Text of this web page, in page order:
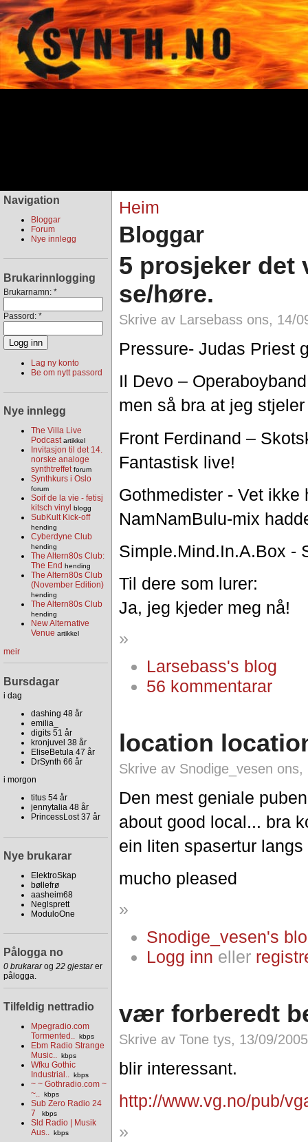
Navigation
Bloggar
Forum
Nye innlegg
Brukarinnlogging
Brukarnamn: *
Passord: *
Lag ny konto
Be om nytt passord
Nye innlegg
The Villa Live
Podcastartikkel
Invitasjon til det 14.
norske analoge
synthtreffet forum
Synthkurs i Oslo
forum
Soif de la vie - fetisj
kitsch vinyl
blogg
SubKult Kick-off
hending
Cyberdyne Club
hending
The Altern80s Club:
The End hending
The Altern80s Club
(November Edition)
hending
The Altern80s Club
hending
New Alternative
Venue artikkel
meir
Bursdagar
i dag
dashing 48 år
emilia_
digits 51 år
kronjuvel 38 år
EliseBetula 47 år
DrSynth 66 år
i morgon
titus 54 år
jennytalia 48 år
PrincessLost 37 år
Nye brukarar
ElektroSkap
bøllefrø
aasheim68
Neglsprett
ModuloOne
Pålogga no
0 brukararog 22 gjestarer
pålogga.
Tilfeldig nettradio
Mpegradio.com
Tormented.. kbps
Ebm Radio Strange
Music.. kbps
Wfku Gothic
Industrial.. kbps
~ ~ Gothradio.com ~
~.. kbps
Sub Zero Radio 24
7
kbps
Sld Radio | Musik
Aus.. kbps
Heim
Bloggar
5 prosjeker
se/høre.
Skrive av Larsebass ons, 14/
Pressure- Judas Priest
Il Devo –
men så bra at jeg
Front Ferdinand –
Fantastisk live!
Gothmedister - Vet ikke
NamNamBulu-mix
Simple.Mind.In.A.Box -
Til dere som lurer:
Ja, jeg kjeder meg nå!
»
Larsebass's blog
56 kommentarar
location
Skrive av Snodige_vesen
Den mest geniale
about good local... bra
ein liten spasertur
mucho pleased
»
Snodige_vesen's
Logg inn eller
vær forberedt
Skrive av Tone tys, 13/09/
blir interessant.
http://www.vg.no/pub/
»